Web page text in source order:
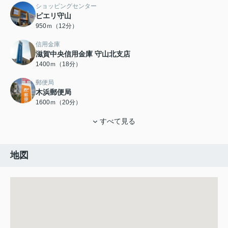
ショッピングセンター
ピエリ守山
950ｍ（12分）
信用金庫
滋賀中央信用金庫 守山北支店
1400ｍ（18分）
郵便局
木浜郵便局
1600ｍ（20分）
すべて見る
地図